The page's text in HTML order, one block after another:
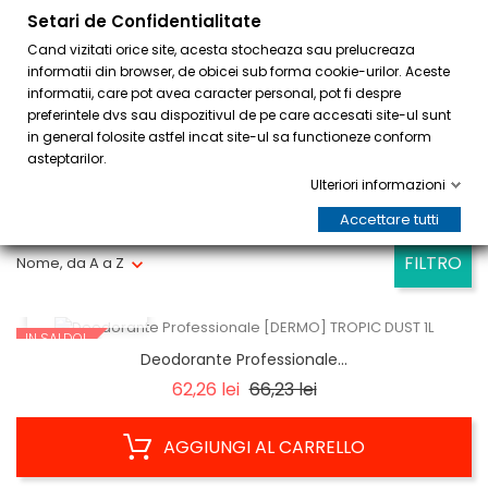
Nome, da A a Z FILTRO
Visualizzati 1-18 su 18 articoli
IN SALDO!
Deodorante Professionale...
62,26 lei Prezzo
66,23 leiPrezzo
AGGIUNGI AL CARRELLO
Setari de Confidentialitate
Cand vizitati orice site, acesta stocheaza sau prelucreaza
informatii din browser, de obicei sub forma cookie-urilor. Aceste
informatii, care pot avea caracter personal, pot fi despre
preferintele dvs sau dispozitivul de pe care accesati site-ul sunt
in general folosite astfel incat site-ul sa functioneze conform
asteptarilor.
Ulteriori informazioni
Accettare tutti